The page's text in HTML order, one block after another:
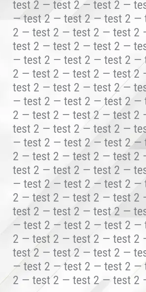
test 2 — test 2 — test 2 —
— test 2 — test 2 — test 2 —
2 — test 2 — test 2 — test 2
test 2 — test 2 — test 2 —
— test 2 — test 2 — test 2 —
2 — test 2 — test 2 — test 2
test 2 — test 2 — test 2 —
— test 2 — test 2 — test 2 —
2 — test 2 — test 2 — test 2
test 2 — test 2 — test 2 —
— test 2 — test 2 — test 2 —
2 — test 2 — test 2 — test 2
test 2 — test 2 — test 2 —
— test 2 — test 2 — test 2 —
2 — test 2 — test 2 — test 2
test 2 — test 2 — test 2 —
— test 2 — test 2 — test 2 —
2 — test 2 — test 2 — test 2
test 2 — test 2 — test 2 —
— test 2 — test 2 — test 2 —
2 — test 2 — test 2 — test 2